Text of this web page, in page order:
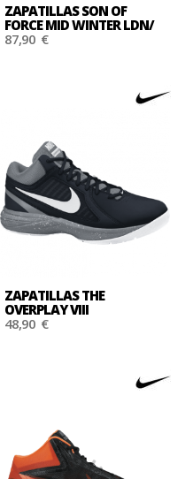
ZAPATILLAS SON OF
FORCE MID WINTER LDN/
87,90 €
ZAPATILLAS THE
OVERPLAY VIII
48,90 €